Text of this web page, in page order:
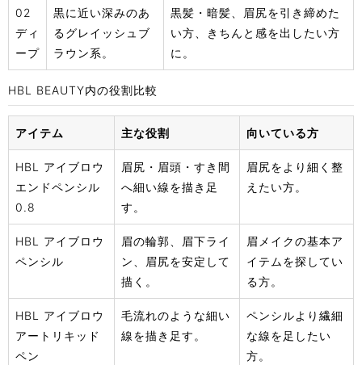
02
ディ
ープ
黒に近い深みのあ
るグレイッシュブ
ラウン系。
黒髪・暗髪、眉尻を引き締めた
い方、きちんと感を出したい方
に。
HBL BEAUTY内の役割比較
アイテム 主な役割 向いている方
HBL アイブロウ
エンドペンシル
0.8
眉尻・眉頭・すき間
へ細い線を描き足
す。
眉尻をより細く整
えたい方。
HBL アイブロウ
ペンシル
眉の輪郭、眉下ライ
ン、眉尻を安定して
描く。
眉メイクの基本ア
イテムを探してい
る方。
HBL アイブロウ
アートリキッド
ペン
毛流れのような細い
線を描き足す。
ペンシルより繊細
な線を足したい
方。